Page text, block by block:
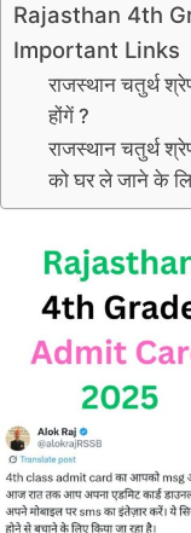
Rajasthan 4th
Important Links
राजस्थान चतुर्थ
होंगें ?
राजस्थान चतुर्थ
को घर ले जाने के